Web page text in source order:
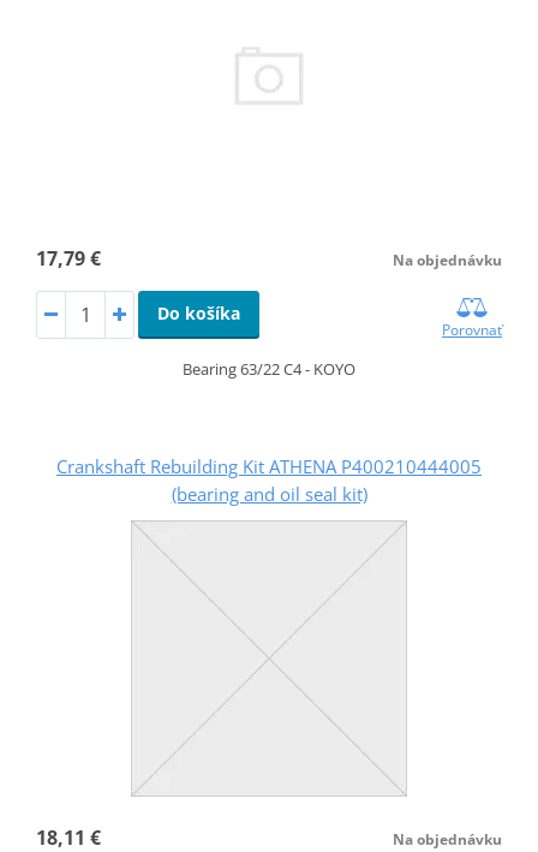
17,79 € Na objednávku
Do košíka
Porovnať
Bearing 63/22 C4 - KOYO
Crankshaft Rebuilding Kit ATHENA P400210444005
(bearing and oil seal kit)
18,11 € Na objednávku